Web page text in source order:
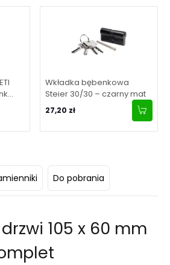
Wkładka bębenkowa
Steier 30/30 – czarny mat
27,20 zł
Do pobrania
105 x 60 mm